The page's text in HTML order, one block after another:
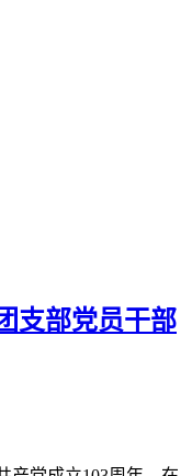
支部党员干部